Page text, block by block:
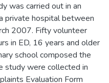
was carried out in an
private hospital between
2007. Fifty volunteer
in ED, 16 years and older
school composed the
study were collected in
Evaluation Form